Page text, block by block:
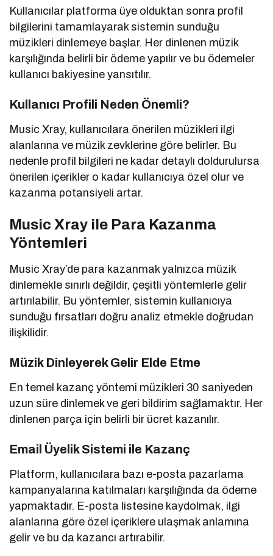
Kullanıcılar platforma üye olduktan sonra profil
bilgilerini tamamlayarak sistemin sunduğu
müzikleri dinlemeye başlar. Her dinlenen müzik
karşılığında belirli bir ödeme yapılır ve bu ödemeler
kullanıcı bakiyesine yansıtılır.
Kullanıcı Profili Neden Önemli?
Music Xray, kullanıcılara önerilen müzikleri ilgi
alanlarına ve müzik zevklerine göre belirler. Bu
nedenle profil bilgileri ne kadar detaylı doldurulursa
önerilen içerikler o kadar kullanıcıya özel olur ve
kazanma potansiyeli artar.
Music Xray ile Para Kazanma
Yöntemleri
Music Xray’de para kazanmak yalnızca müzik
dinlemekle sınırlı değildir, çeşitli yöntemlerle gelir
artırılabilir. Bu yöntemler, sistemin kullanıcıya
sunduğu fırsatları doğru analiz etmekle doğrudan
ilişkilidir.
Müzik Dinleyerek Gelir Elde Etme
En temel kazanç yöntemi müzikleri 30 saniyeden
uzun süre dinlemek ve geri bildirim sağlamaktır. Her
dinlenen parça için belirli bir ücret kazanılır.
Email Üyelik Sistemi ile Kazanç
Platform, kullanıcılara bazı e-posta pazarlama
kampanyalarına katılmaları karşılığında da ödeme
yapmaktadır. E-posta listesine kaydolmak, ilgi
alanlarına göre özel içeriklere ulaşmak anlamına
gelir ve bu da kazancı artırabilir.